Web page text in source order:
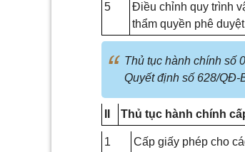
5
Điều chỉnh quy trình
thẩm quyền phê
Thủ tục hành chính số
Quyết định số 628/QĐ-
Thủ tục hành chính
1
Cấp giấy phép cho